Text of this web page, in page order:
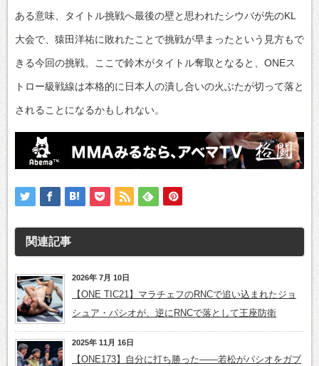
ある意味、タイトル挑戦へ最後の壁と思われたシウバが先のKL
大会で、猿田洋祐に敗れたことで挑戦が早まったという見方もで
きる今回の挑戦。ここで鈴木がタイトル奪取となると、ONEス
トロー級戦線は本格的に日本人の潰し合いの火ぶたが切って落と
されることになるかもしれない。
関連記事
2026年 7月 10日
【ONE TIC21】マラチェフのRNCで追い込まれたジョ
シュア・パシオが、逆にRNCで落として王座防衛
2025年 11月 16日
【ONE173】自分に打ち勝った――若松がパシオをガブ